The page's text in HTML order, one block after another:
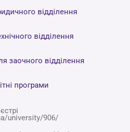
відділення
відділення
заочного відділення
програми
university/906/